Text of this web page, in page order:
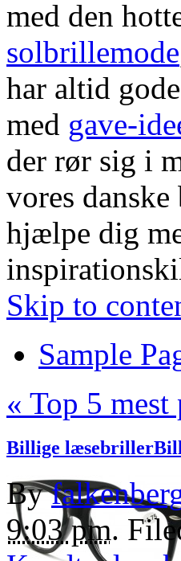
med den
solbrillemode
har altid
med gave-
der rør sig i
vores
hjælpe dig
Skip to
Sample
« Top 5
Billige læsebriller
By
9:03 pm.